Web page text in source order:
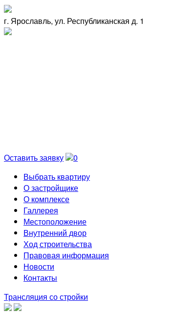
г. Ярославль, ул. Республиканская д. 1
Оставить заявку
0
Выбрать квартиру
О застройщике
О комплексе
Галлерея
Местоположение
Внутренний двор
Ход строительства
Правовая информация
Новости
Контакты
Трансляция со стройки